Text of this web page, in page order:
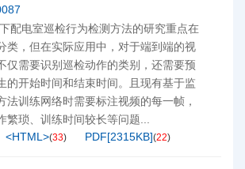
配电室巡检行为检测方法的研究重点在
类，但在实际应用中，对于端到端的视
仅需要识别巡检动作的类别，还需要预
的开始时间和结束时间。且现有基于监
法训练网络时需要标注视频的每一帧，
繁琐、训练时间较长等问题...
<HTML>(33) PDF[2315KB](22)